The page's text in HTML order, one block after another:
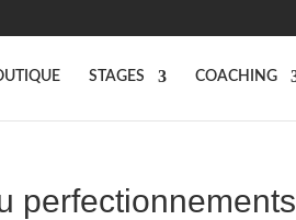
STAGES COACHING
perfectionnements